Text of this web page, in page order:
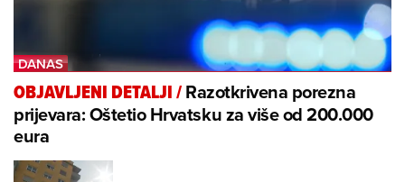
OBJAVLJENI DETALJI/Razotkrivena porezna
prijevara: Oštetio Hrvatsku za više od 200.000
eura